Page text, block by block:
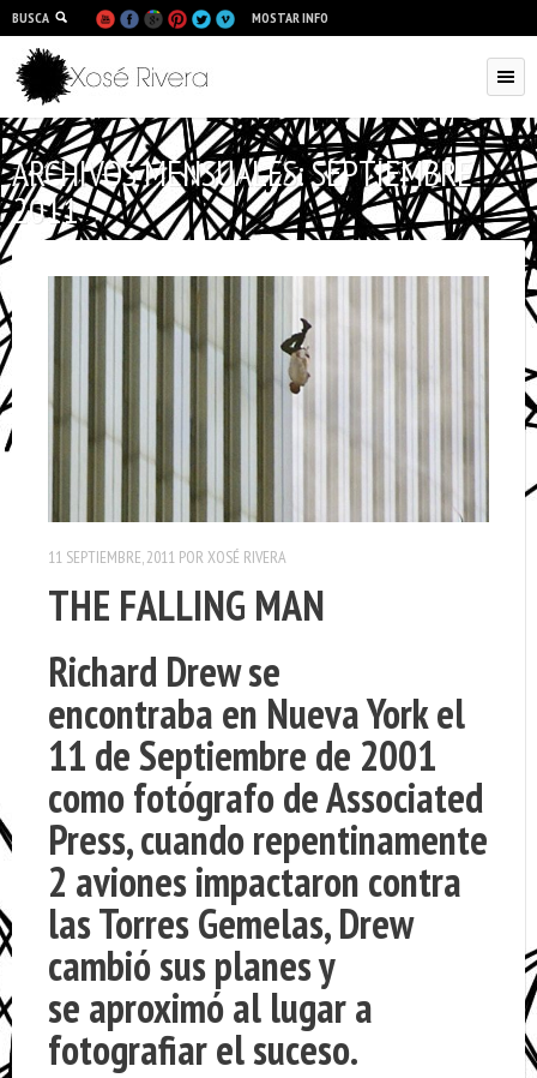
BUSCA MOSTAR INFO
ARCHIVOS MENSUALES:SEPTIEMBRE
2011
11 SEPTIEMBRE, 2011 PORXOSÉ RIVERA
THE FALLING MAN
Richard Drew se
encontraba en Nueva York el
11 de Septiembre de 2001
como fotógrafo de Associated
Press, cuando repentinamente
2 aviones impactaron contra
las Torres Gemelas, Drew
cambió sus planes y
se aproximó al lugar a
fotografiar el suceso.